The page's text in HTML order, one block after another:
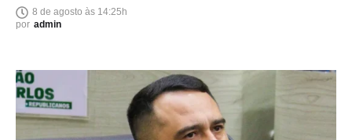
Senado
8 de agosto às 14:25h
por admin